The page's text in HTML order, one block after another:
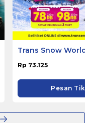
Trans Snow World
Rp 73.125
Pesan Tiket